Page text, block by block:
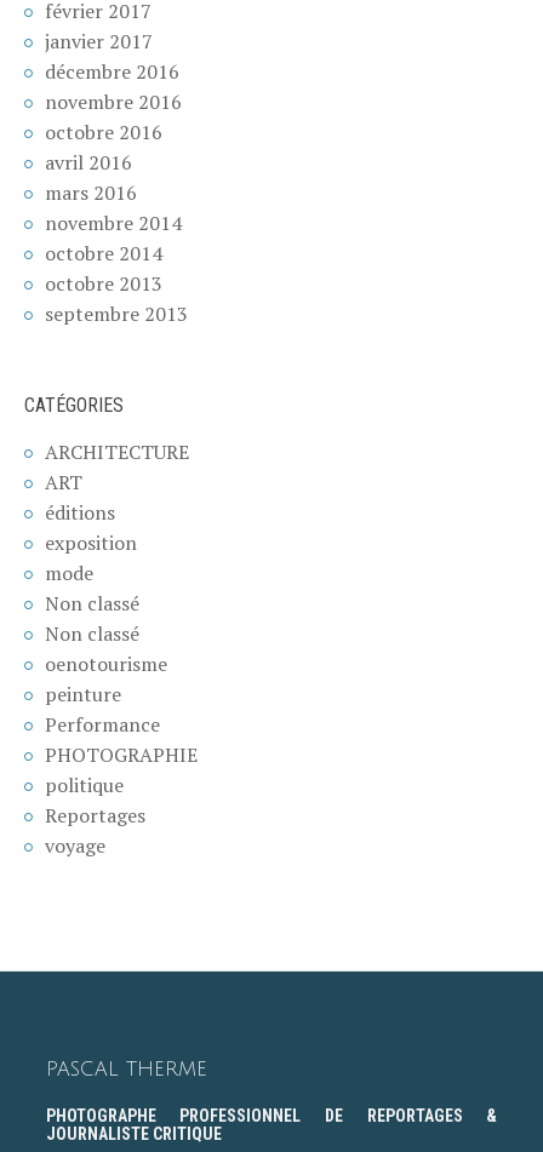
février 2017
janvier 2017
décembre 2016
novembre 2016
octobre 2016
avril 2016
mars 2016
novembre 2014
octobre 2014
octobre 2013
septembre 2013
CATÉGORIES
ARCHITECTURE
ART
éditions
exposition
mode
Non classé
Non classé
oenotourisme
peinture
Performance
PHOTOGRAPHIE
politique
Reportages
voyage
PASCAL THERME
PHOTOGRAPHE PROFESSIONNEL DE REPORTAGES &
JOURNALISTE CRITIQUE